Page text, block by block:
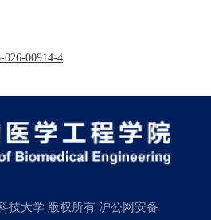
026-00914-4
技大学 版权所有 沪公网安备